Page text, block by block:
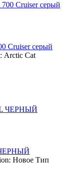
Cruiser серый
Arctic Cat
ЧЕРНЫЙ
Новое Тип